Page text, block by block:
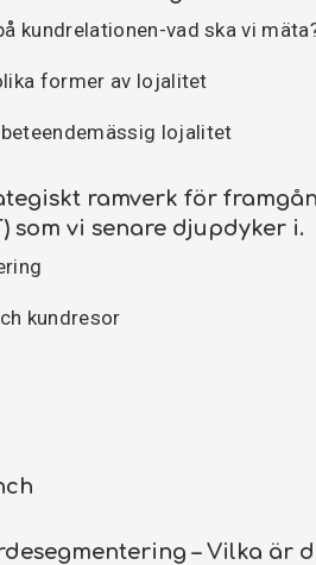
kundrelationen-vad ska vi
former av lojalitet
lojalitet
ramverk för
som vi senare djupdyker i.
kundresor
– Vilka är